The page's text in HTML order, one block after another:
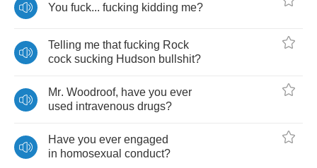
You fuck... fucking kidding me?
Telling me that fucking Rock
cock sucking Hudson bullshit?
Mr. Woodroof, have you ever
used intravenous drugs?
Have you ever engaged
in homosexual conduct?